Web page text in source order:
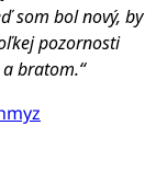
som bol nový, by
pozornosti
bratom.“